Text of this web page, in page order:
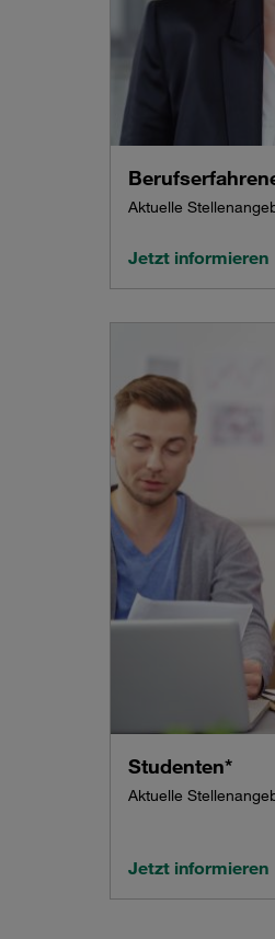
Aktuelle
Jetzt informieren
Studenten*
Aktuelle
Jetzt informieren